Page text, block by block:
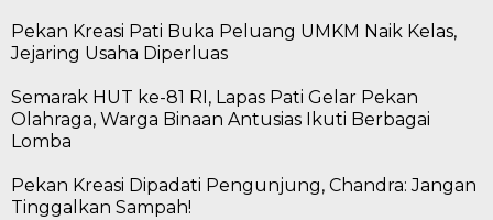
Pekan Kreasi Pati Buka Peluang UMKM Naik Kelas,
Jejaring Usaha Diperluas
Semarak HUT ke-81 RI, Lapas Pati Gelar Pekan
Olahraga, Warga Binaan Antusias Ikuti Berbagai
Lomba
Pekan Kreasi Dipadati Pengunjung, Chandra: Jangan
Tinggalkan Sampah!